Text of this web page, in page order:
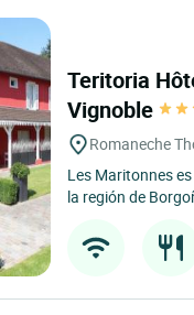
Teritoria
Vignoble
Romaneche
Les Maritonnes
la región de